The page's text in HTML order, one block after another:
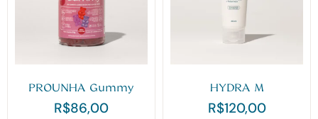
PROUNHA Gummy
R$86,00
HYDRA M
R$120,00